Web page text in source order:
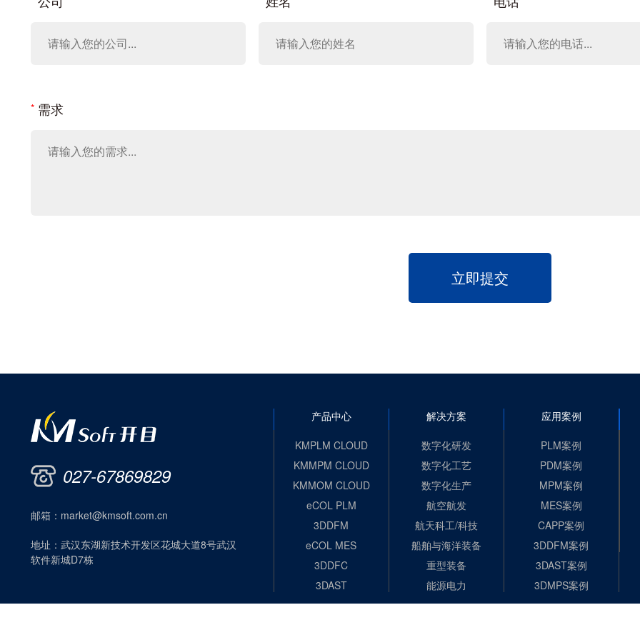
需求
立即提交
027-67869829
邮箱： market@kmsoft.com.cn
地址：武汉东湖新技术开发区花城大道8号武汉
软件新城D7栋
产品中心
KMPLM CLOUD
KMMPM CLOUD
KMMOM CLOUD
eCOL PLM
3DDFM
eCOL MES
3DDFC
3DAST
解决方案
数字化研发
数字化工艺
数字化生产
航空航发
航天科工/科技
船舶与海洋装备
重型装备
能源电力
应用案例
PLM案例
PDM案例
MPM案例
MES案例
CAPP案例
3DDFM案例
3DAST案例
3DMPS案例